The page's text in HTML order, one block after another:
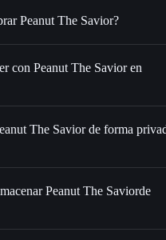
Peanut The Savior?
no está verificado
con Peanut The Savior en
cartera de Solflare
instante: operar con PNUT para
otros tokens de Solana con
para PNUT
The Savior de forma
agregador de
Peanut The Saviorde
Peanut The